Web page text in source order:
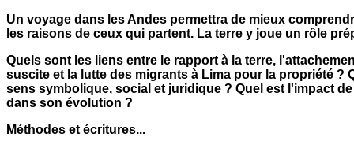
Un voyage dans les Andes permettra de mieux
les raisons de ceux qui partent. La terre y joue un rôle
Quels sont les liens entre le rapport à la terre,
suscite et la lutte des migrants à Lima pour la propriété ?
sens symbolique, social et juridique ? Quel est l'impact
dans son évolution ?
Méthodes et écritures...